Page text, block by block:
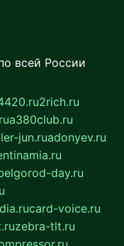
всей России
2rich.ru
a380club.ru
jun.ruadonyev.ru
day.ru
card-voice.ru
zebra-tlt.ru